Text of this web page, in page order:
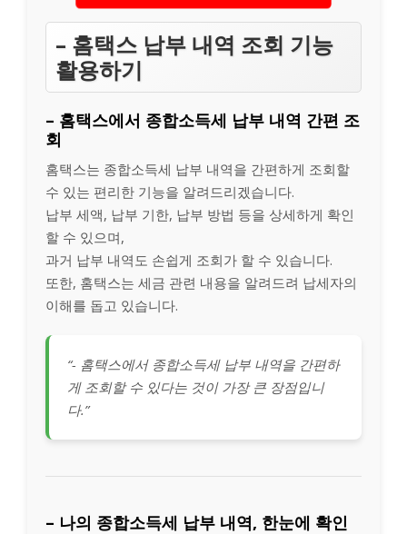
– 홈택스 납부 내역 조회 기능
활용하기
– 홈택스에서 종합소득세 납부 내역 간편 조
회
홈택스는 종합소득세 납부 내역을 간편하게 조회할
수 있는 편리한 기능을 알려드리겠습니다.
납부 세액, 납부 기한, 납부 방법 등을 상세하게 확인
할 수 있으며,
과거 납부 내역도 손쉽게 조회가 할 수 있습니다.
또한, 홈택스는 세금 관련 내용을 알려드려 납세자의
이해를 돕고 있습니다.
“- 홈택스에서 종합소득세 납부 내역을 간편하
게 조회할 수 있다는 것이 가장 큰 장점입니
다.”
– 나의 종합소득세 납부 내역, 한눈에 확인